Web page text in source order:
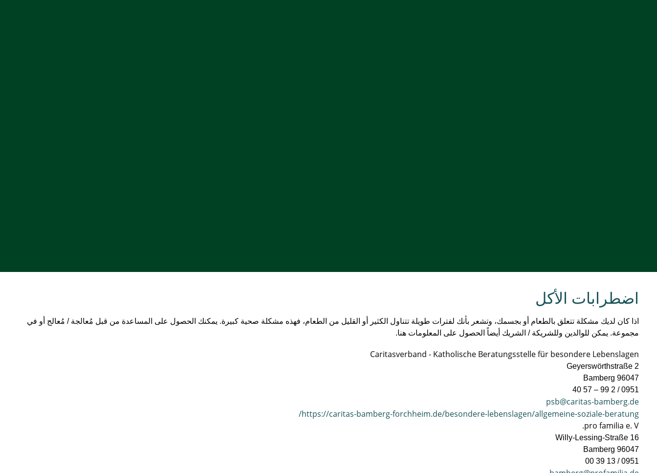
اضطرابات الأكل
اذا كان لديك مشكلة تتعلق بالطعام أو بجسمك، وتشعر بأنك لفترات طويلة تتناول الكثير أو القليل من الطعام، فهذه مشكلة صحية كبيرة. يمكنك الحصول على المساعدة من قبل مُعالجة / مُعالج أو في
مجموعة. يمكن للوالدين وللشريكة / الشريك أيضاً الحصول على المعلومات هنا.
Caritasverband - Katholische Beratungsstelle für besondere Lebenslagen
Geyerswörthstraße 2
96047 Bamberg
0951 / 2 99 – 57 40
psb@caritas-bamberg.de
https://caritas-bamberg-forchheim.de/besondere-lebenslagen/allgemeine-soziale-beratung/
pro familia e. V.
Willy-Lessing-Straße 16
96047 Bamberg
0951 / 13 39 00